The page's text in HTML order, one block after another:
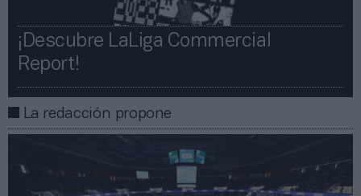
¡Descubre LaLiga Commercial
Report!​​
La redacción propone